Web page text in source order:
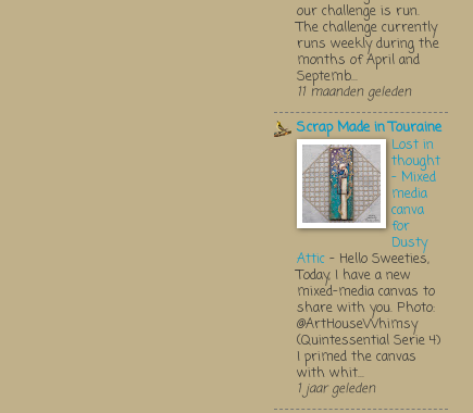
our challenge is run.
The challenge currently
runs weekly during the
months of April and
Septemb...
11 maanden geleden
Scrap Made in Touraine
Lost in
thought
- Mixed
media
canva
for
Dusty
Attic - Hello Sweeties,
Today, I have a new
mixed-media canvas to
share with you. Photo:
@ArtHouseWhimsy
(Quintessential Serie 4)
I primed the canvas
with whit...
1 jaar geleden